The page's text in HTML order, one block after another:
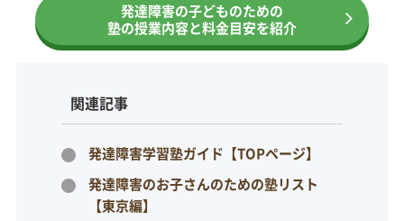
発達障害の子どものための
塾の授業内容と料金目安を紹介
関連記事
発達障害学習塾ガイド【TOPページ】
発達障害のお子さんのための塾リスト
【東京編】